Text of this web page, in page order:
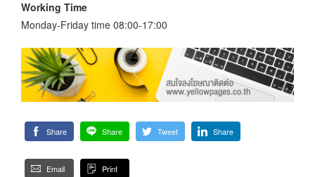
Working Time
Monday-Friday time 08:00-17:00
Share Share Tweet Share
Email Print